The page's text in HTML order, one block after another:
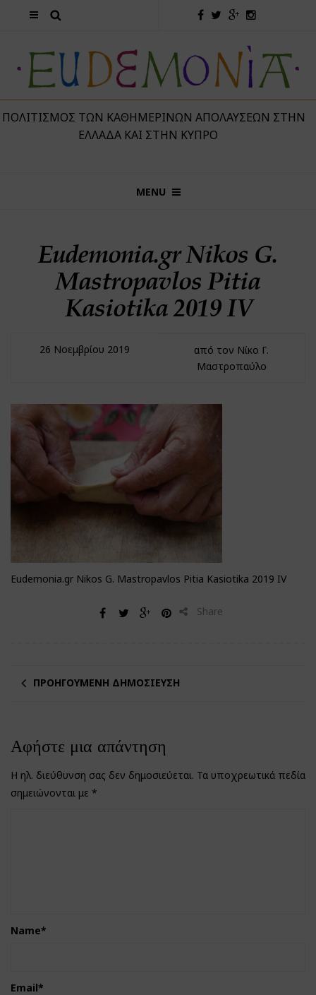
ΤΩΝ ΚΑΘΗΜΕΡΙΝΏΝ ΑΠΟΛΑΎΣΕΩΝ ΣΤΗΝ
ΕΛΛΆΔΑ ΚΑΙ ΣΤΗΝ ΚΎΠΡΟ
MENU
Eudemonia.gr Nikos G.
Mastropavlos Pitia
Kasiotika 2019 IV
26 Νοεμβρίου 2019
από τον Νίκο Γ.
Μαστροπαύλο
Eudemonia.gr Nikos G. Mastropavlos Pitia Kasiotika 2019 IV
Share
ΠΡΟΗΓΟΎΜΕΝΗ ΔΗΜΟΣΊΕΥΣΗ
Αφήστε μια απάντηση
Η ηλ. διεύθυνση σας δεν δημοσιεύεται. Τα υποχρεωτικά πεδία
σημειώνονται με *
Name*
Email*